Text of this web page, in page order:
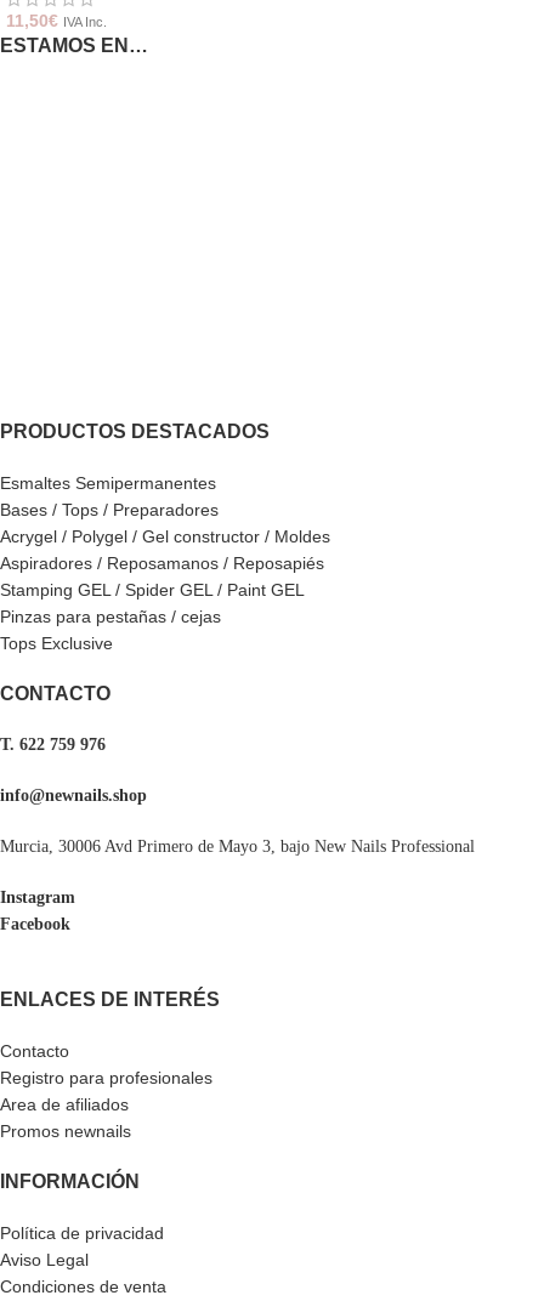
11,50€ IVA Inc.
ESTAMOS EN…
PRODUCTOS DESTACADOS
Esmaltes Semipermanentes
Bases / Tops / Preparadores
Acrygel / Polygel / Gel constructor / Moldes
Aspiradores / Reposamanos / Reposapiés
Stamping GEL / Spider GEL / Paint GEL
Pinzas para pestañas / cejas
Tops Exclusive
CONTACTO
T. 622 759 976
info@newnails.shop
Murcia, 30006 Avd Primero de Mayo 3, bajo New Nails Professional
Instagram
Facebook
ENLACES DE INTERÉS
Contacto
Registro para profesionales
Area de afiliados
Promos newnails
INFORMACIÓN
Política de privacidad
Aviso Legal
Condiciones de venta